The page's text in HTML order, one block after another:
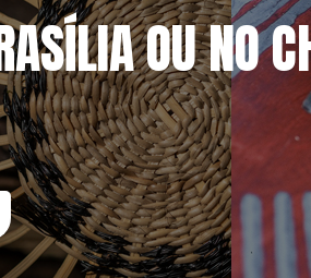
OU NO